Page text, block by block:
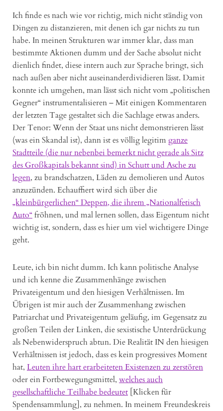
Ich finde es nach wie vor richtig, mich nicht ständig von
Dingen zu distanzieren, mit denen ich gar nichts zu tun
habe. In meinen Strukturen war immer klar, dass man
bestimmte Aktionen dumm und der Sache absolut nicht
dienlich findet, diese intern auch zur Sprache bringt, sich
nach außen aber nicht auseinanderdividieren lässt. Damit
konnte ich umgehen, man lässt sich nicht vom „politischen
Gegner“ instrumentalisieren – Mit einigen Kommentaren
der letzten Tage gestaltet sich die Sachlage etwas anders.
Der Tenor: Wenn der Staat uns nicht demonstrieren lässt
(was ein Skandal ist), dann ist es völlig legitimganze
Stadtteile (die nur nebenbei bemerkt nicht gerade als Sitz
des Großkapitals bekannt sind) in Schutt und Asche zu
legen, zu brandschatzen, Läden zu demolieren und Autos
anzuzünden. Echauffiert wird sich über die
„kleinbürgerlichen“ Deppen, die ihrem „Nationalfetisch
Auto“fröhnen, und mal lernen sollen, dass Eigentum nicht
wichtig ist, sondern, dass es hier um viel wichtigere Dinge
geht.
Leute, ich bin nicht dumm. Ich kann politische Analyse
und ich kenne die Zusammenhänge zwischen
Privateigentum und den hiesigen Verhältnissen. Im
Übrigen ist mir auch der Zusammenhang zwischen
Patriarchat und Privateigentum geläufig, im Gegensatz zu
großen Teilen der Linken, die sexistische Unterdrückung
als Nebenwiderspruch abtun. Die Realität IN den hiesigen
Verhältnissen ist jedoch, dass es kein progressives Moment
hat, Leuten ihre hart erarbeiteten Existenzen zu zerstören
oder ein Fortbewegungsmittel, welches auch
gesellschaftliche Teilhabe bedeutet [Klicken für
Spendensammlung], zu nehmen. In meinem Freundeskreis